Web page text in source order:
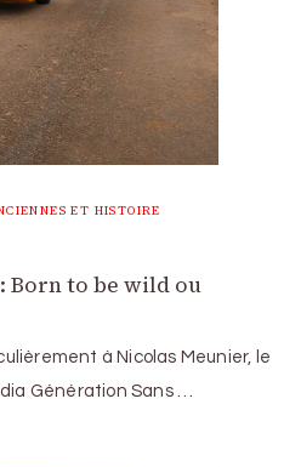
ET HISTOIRE
Born to be wild ou
à Nicolas Meunier, le
Génération Sans …